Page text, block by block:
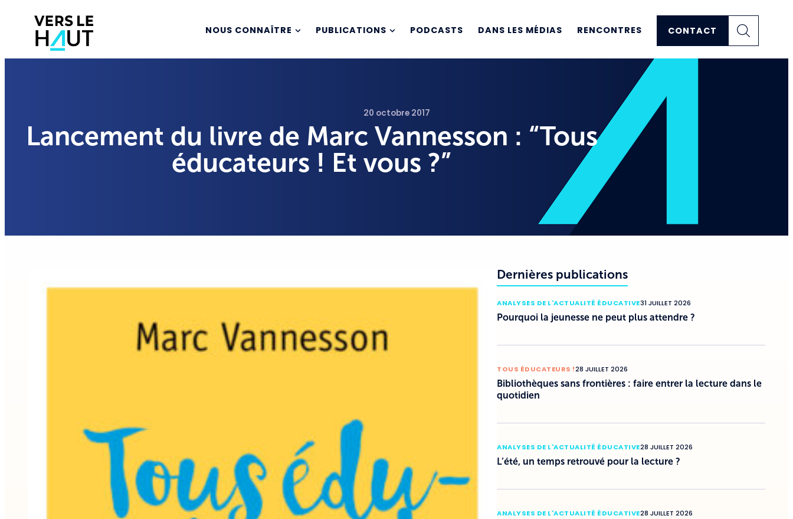
NOUS CONNAÎTRE PUBLICATIONS PODCASTS DANS LES MÉDIAS RENCONTRES CONTACT
20 octobre 2017
Lancement du livre de Marc Vannesson : “Tous
éducateurs ! Et vous ?”
Dernières publications
ANALYSES DE L'ACTUALITÉ ÉDUCATIVE31 JUILLET 2026
Pourquoi la jeunesse ne peut plus attendre ?
TOUS ÉDUCATEURS !28 JUILLET 2026
Bibliothèques sans frontières : faire entrer la lecture dans le
quotidien
ANALYSES DE L'ACTUALITÉ ÉDUCATIVE28 JUILLET 2026
L’été, un temps retrouvé pour la lecture ?
ANALYSES DE L'ACTUALITÉ ÉDUCATIVE28 JUILLET 2026